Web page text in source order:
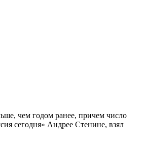
чем годом ранее, причем число
сегодня» Андрее Стенине, взял